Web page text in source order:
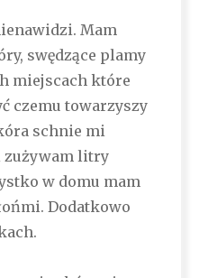
Mam
swędzące plamy
miejscach które
czemu towarzyszy
schnie mi
zużywam litry
w domu mam
Dodatkowo